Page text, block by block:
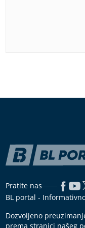
Pratite nas
BL portal -
Dozvoljeno
prema stranici našeg